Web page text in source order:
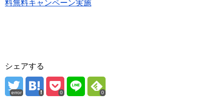
料無料キャンペーン実施
シェアする
error 0 0